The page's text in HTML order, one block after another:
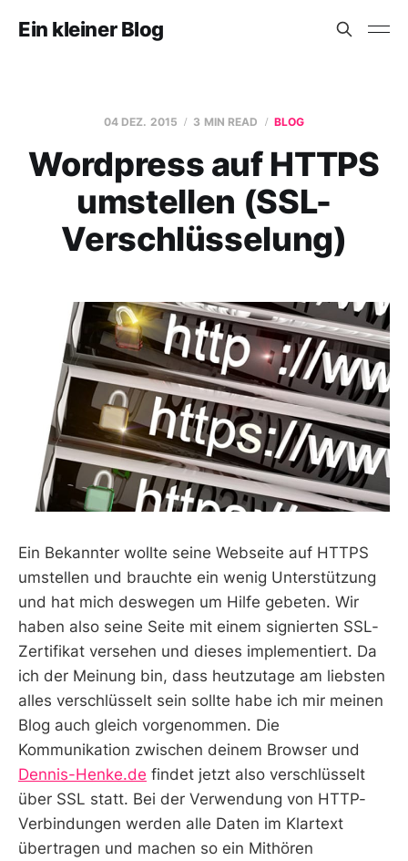
Ein kleiner Blog
04 DEZ. 2015 3 MIN READ BLOG
Wordpress auf HTTPS
umstellen (SSL-
Verschlüsselung)
Ein Bekannter wollte seine Webseite auf HTTPS
umstellen und brauchte ein wenig Unterstützung
und hat mich deswegen um Hilfe gebeten. Wir
haben also seine Seite mit einem signierten SSL-
Zertifikat versehen und dieses implementiert. Da
ich der Meinung bin, dass heutzutage am liebsten
alles verschlüsselt sein sollte habe ich mir meinen
Blog auch gleich vorgenommen. Die
Kommunikation zwischen deinem Browser und
Dennis-Henke.de findet jetzt also verschlüsselt
über SSL statt. Bei der Verwendung von HTTP-
Verbindungen werden alle Daten im Klartext
übertragen und machen so ein Mithören